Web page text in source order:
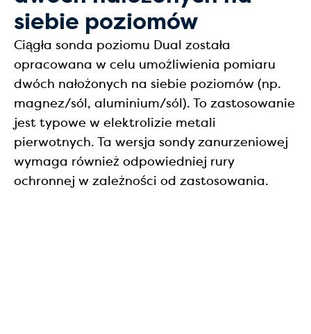
siebie poziomów
Ciągła sonda poziomu Dual została
opracowana w celu umożliwienia pomiaru
dwóch nałożonych na siebie poziomów (np.
magnez/sól, aluminium/sól). To zastosowanie
jest typowe w elektrolizie metali
pierwotnych. Ta wersja sondy zanurzeniowej
wymaga również odpowiedniej rury
ochronnej w zależności od zastosowania.